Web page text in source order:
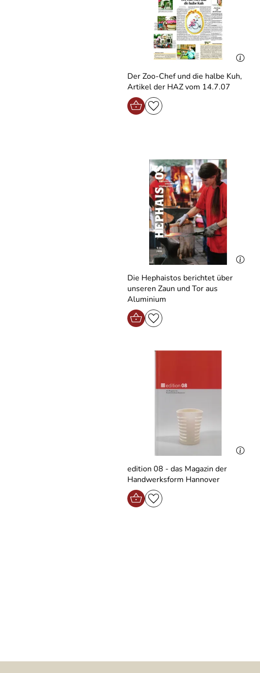
Der Zoo-Chef und die halbe Kuh,
Artikel der HAZ vom 14.7.07
Die Hephaistos berichtet über
unseren Zaun und Tor aus
Aluminium
edition 08 - das Magazin der
Handwerksform Hannover